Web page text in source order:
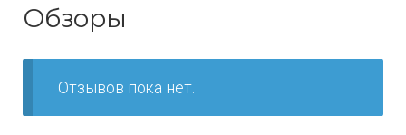
Обзоры
Отзывов пока нет.